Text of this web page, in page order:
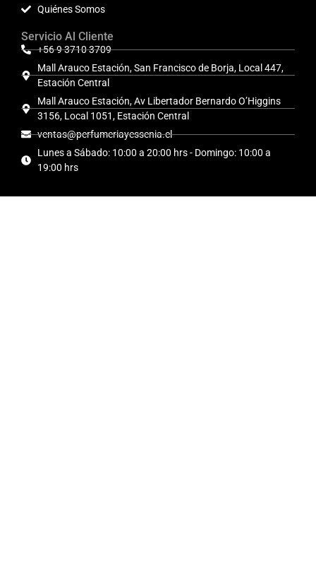
Quiénes Somos
Servicio Al Cliente
+56 9 3710 3709
Mall Arauco Estación, San Francisco de Borja, Local 447,
Estación Central
Mall Arauco Estación, Av Libertador Bernardo O’Higgins
3156, Local 1051, Estación Central
ventas@perfumeriayessenia.cl
Lunes a Sábado: 10:00 a 20:00 hrs - Domingo: 10:00 a
19:00 hrs